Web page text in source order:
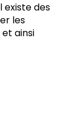
existe des
les
ainsi